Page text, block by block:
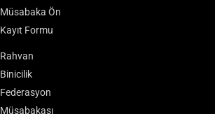
Müsabaka Ön
Kayıt Formu
Rahvan
Binicilik
Federasyon
Müsabakası